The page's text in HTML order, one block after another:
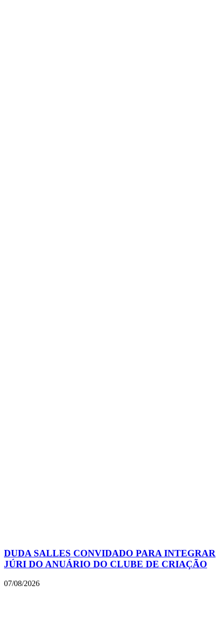
DUDA SALLES CONVIDADO PARA INTEGRAR
JÚRI DO ANUÁRIO DO CLUBE DE CRIAÇÃO
07/08/2026